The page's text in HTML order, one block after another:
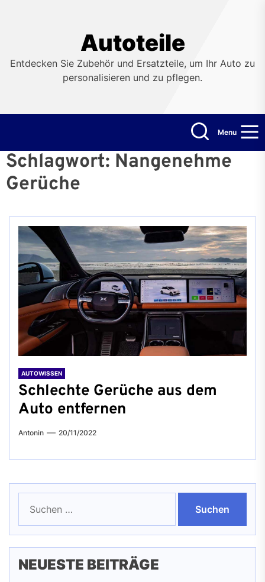
Autoteile
Entdecken Sie Zubehör und Ersatzteile, um Ihr Auto zu
personalisieren und zu pflegen.
Menu
Schlagwort: Nangenehme
Gerüche
AUTOWISSEN
Schlechte Gerüche aus dem
Auto entfernen
Antonin 20/11/2022
nach:
NEUESTE BEITRÄGE